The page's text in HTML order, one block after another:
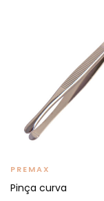
PREMAX
Pinça curva